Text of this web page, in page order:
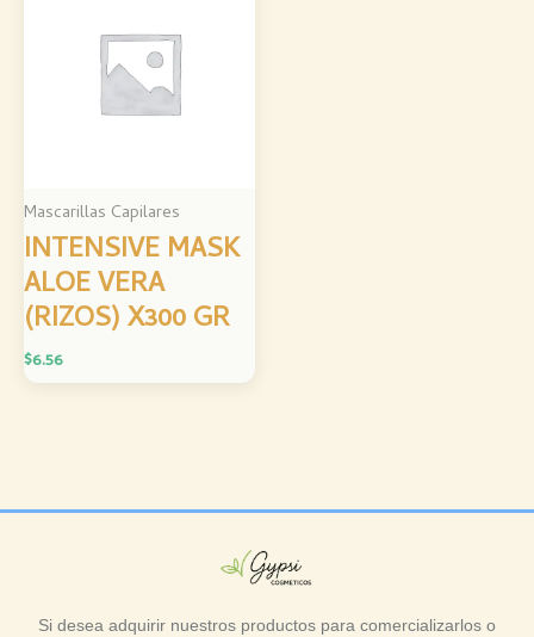
Mascarillas Capilares
INTENSIVE MASK
ALOE VERA
(RIZOS) X300 GR
$6.56
Si desea adquirir nuestros productos para comercializarlos o